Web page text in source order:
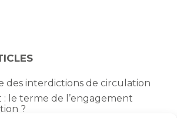
des interdictions de circulation
le terme de l’engagement
?